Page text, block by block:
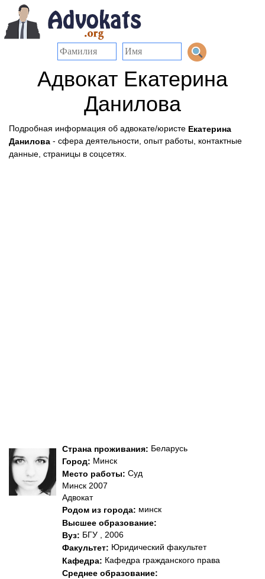
Адвокат Екатерина
Данилова
Подробная информация об адвокате/юристе Екатерина
Данилова - сфера деятельности, опыт работы, контактные
данные, страницы в соцсетях.
Страна проживания: Беларусь
Город: Минск
Место работы: Суд
Минск 2007
Адвокат
Родом из города: минск
Высшее образование:
Вуз: БГУ , 2006
Факультет: Юридический факультет
Кафедра: Кафедра гражданского права
Среднее образование: